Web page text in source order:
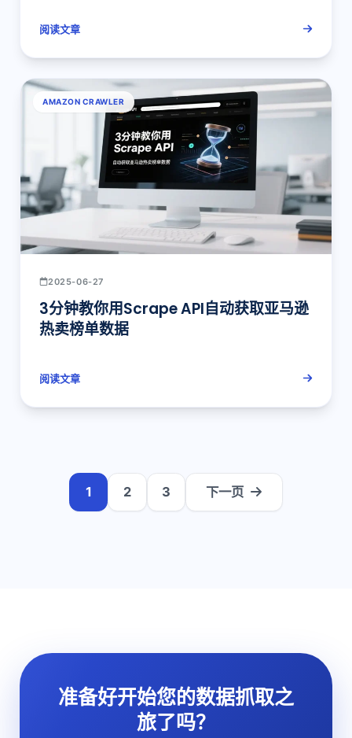
阅读文章
AMAZON CRAWLER
2025-06-27
3分钟教你用Scrape API自动获取亚马逊
热卖榜单数据
阅读文章
1 2 3 下一页
准备好开始您的数据抓取之
旅了吗？